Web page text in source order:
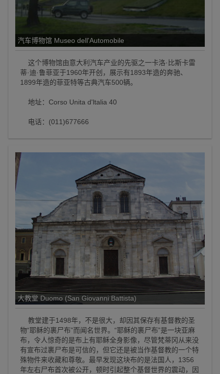
汽车博物馆 Museo dell'Automobile
这个博物馆由意大利汽车产业的先驱之一卡洛·比斯卡雷
蒂·迪·鲁菲亚于1960年开创，展示有1893年造的奔驰、
1899年造的菲亚特等古典汽车500辆。
地址：Corso Unita d'ltalia 40
电话：(011)677666
大教堂 Duomo (San Giovanni Battista)
教堂建于1498年，不是很大，却因其保存有基督教的圣
物“耶稣的裹尸布”而闻名世界。“耶稣的裹尸布”是一块亚麻
布，令人惊奇的是布上有耶稣全身影像，尽管梵蒂冈从来没
有宣布过裹尸布是可信的，但它还是被当作基督教的一个特
殊物件来收藏和尊敬。最早发现这块布的是法国人，1356
年左右尸布首次被公开，顿时引起整个基督世界的震动，因